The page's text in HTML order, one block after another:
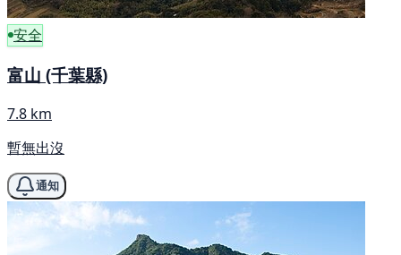
安全
富山 (千葉縣)
7.8 km
暫無出沒
通知